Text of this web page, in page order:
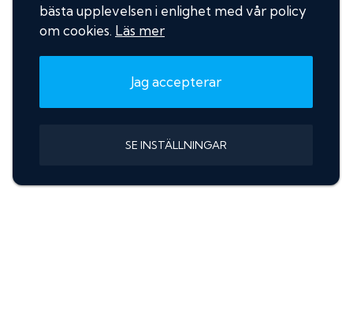
bästa upplevelsen i enlighet med vår policy
om cookies. Läs mer
Jag accepterar
SE INSTÄLLNINGAR